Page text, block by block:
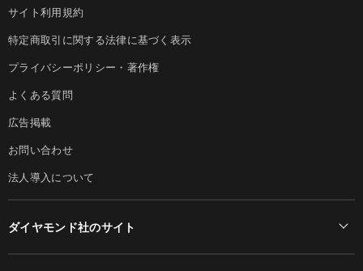
サイト利用規約
特定商取引に関する法律に基づく表示
プライバシーポリシー・著作権
よくある質問
広告掲載
お問い合わせ
法人導入について
ダイヤモンド社のサイト